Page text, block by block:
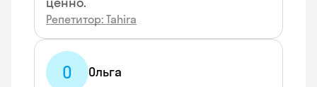
Репетитор: Tahira
О
Ольга